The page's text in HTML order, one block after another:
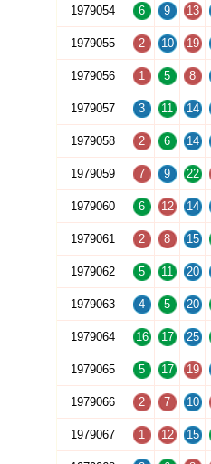
1979054 6 9 13
1979055 2 10 19
1979056 1 5 8
1979057 3 11 14
1979058 2 6 14
1979059 7 9 22
1979060 6 12 14
1979061 2 8 15
1979062 5 11 20
1979063 4 5 20
1979064 16 17 25
1979065 5 17 19
1979066 2 7 10
1979067 1 12 15